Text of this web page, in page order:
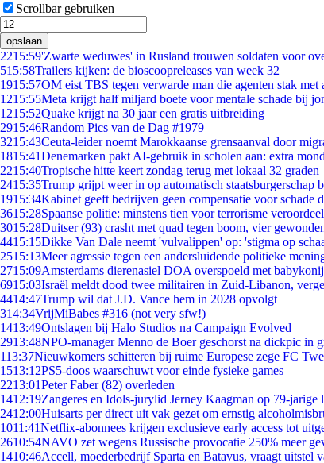
Scrollbar gebruiken
opslaan
2215:59'Zwarte weduwes' in Rusland trouwen soldaten voor
515:58Trailers kijken: de bioscoopreleases van week 32
1915:57OM eist TBS tegen verwarde man die agenten stak met
1215:55Meta krijgt half miljard boete voor mentale schade bij
1215:52Quake krijgt na 30 jaar een gratis uitbreiding
2915:46Random Pics van de Dag #1979
3215:43Ceuta-leider noemt Marokkaanse grensaanval door
1815:41Denemarken pakt AI-gebruik in scholen aan: extra
2215:40Tropische hitte keert zondag terug met lokaal 32 graden
2415:35Trump grijpt weer in op automatisch staatsburgerschap
1915:34Kabinet geeft bedrijven geen compensatie voor schade
3615:28Spaanse politie: minstens tien voor terrorisme
3015:28Duitser (93) crasht met quad tegen boom, vier
4415:15Dikke Van Dale neemt 'vulvalippen' op: 'stigma op
2515:13Meer agressie tegen een andersluidende politieke
2715:09Amsterdams dierenasiel DOA overspoeld met
6915:03Israël meldt dood twee militairen in Zuid-Libanon,
4414:47Trump wil dat J.D. Vance hem in 2028 opvolgt
314:34VrijMiBabes #316 (not very sfw!)
1413:49Ontslagen bij Halo Studios na Campaign Evolved
2913:48NPO-manager Menno de Boer geschorst na dickpic in
113:37Nieuwkomers schitteren bij ruime Europese zege FC
1513:12PS5-doos waarschuwt voor einde fysieke games
2213:01Peter Faber (82) overleden
1412:19Zangeres en Idols-jurylid Jerney Kaagman op 79-jarige
2412:00Huisarts per direct uit vak gezet om ernstig
1011:41Netflix-abonnees krijgen exclusieve early access tot
2610:54NAVO zet wegens Russische provocatie 250% meer
1410:46Accell, moederbedrijf Sparta en Batavus, vraagt uitstel